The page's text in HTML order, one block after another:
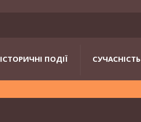
ІСТОРИЧНІ ПОДІЇ СУЧАСНІСТЬ